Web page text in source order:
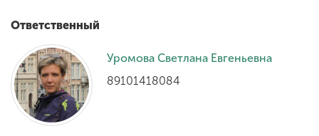
Сведения об
образовательной
организации
Ответственный
Уромова Светлана Евгеньевна
89101418084